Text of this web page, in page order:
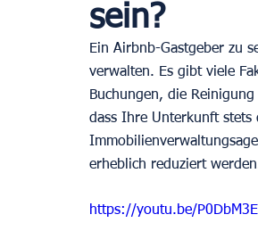
Olympische Spiele 2024 in Paris
sein?
Ein Airbnb-Gastgeber zu
verwalten. Es gibt viele
Buchungen, die
dass Ihre Unterkunft
erheblich reduziert
https://youtu.be/